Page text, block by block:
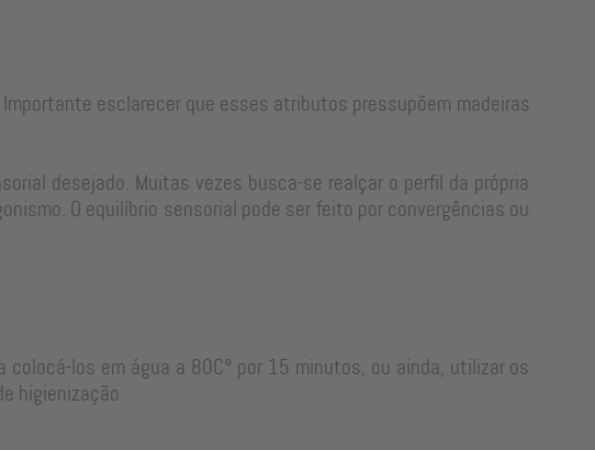
esclarecer que esses atributos pressupõem madeiras
desejado. Muitas vezes busca-se realçar o perfil da própria
O equilíbrio sensorial pode ser feito por convergências ou
los em água a 80C° por 15 minutos, ou ainda, utilizar os
higienização.